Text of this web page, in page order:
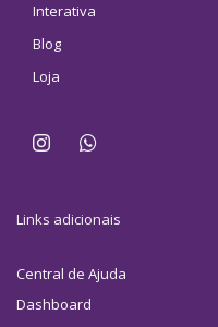
Interativa
Blog
Loja
Links adicionais
Central de Ajuda
Dashboard